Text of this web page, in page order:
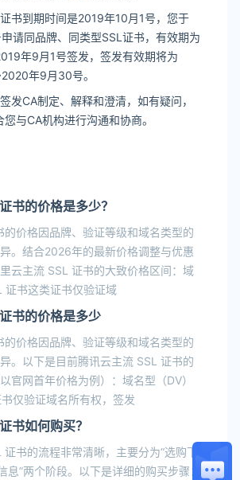
书到期时间是2019年10月1号，您于
请同品牌、同类型SSL证书，有效期为
年9月1号签发，签发有效期将为
年9月30号。
发CA制定、解释和澄清，如有疑问，
与CA机构进行沟通和协商。
书的价格是多少？
的价格因品牌、验证等级和域名类型的
。结合2026年的最新价格调整与优惠
云主流 SSL 证书的大致价格区间：域
证书这类证书仅验证域
书的价格是多少
的价格因品牌、验证等级和域名类型的
。以下是目前腾讯云主流 SSL 证书的
官网首年价格为例）：域名型（DV）
仅验证域名所有权，签发
书如何购买？
书的流程非常清晰，主要分为“选购下
息”两个阶段。以下是详细的购买步骤：